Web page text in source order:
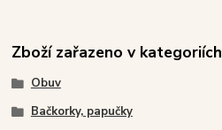
Zboží zařazeno v kategoriích
Obuv
Bačkorky, papučky